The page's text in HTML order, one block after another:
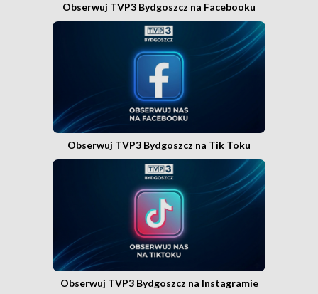
Obserwuj TVP3 Bydgoszcz na Facebooku
Obserwuj TVP3 Bydgoszcz na Tik Toku
Obserwuj TVP3 Bydgoszcz na Instagramie